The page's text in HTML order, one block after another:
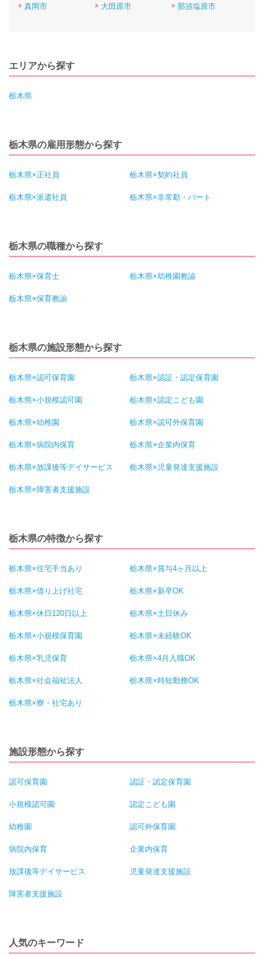
真岡市
大田原市 那須塩原市
エリアから探す
栃木県
栃木県の雇用形態から探す
栃木県×正社員 栃木県×契約社員
栃木県×派遣社員 栃木県×非常勤・パート
栃木県の職種から探す
栃木県×保育士 栃木県×幼稚園教諭
栃木県×保育教諭
栃木県の施設形態から探す
栃木県×認可保育園 栃木県×認証・認定保育園
栃木県×小規模認可園 栃木県×認定こども園
栃木県×幼稚園 栃木県×認可外保育園
栃木県×病院内保育 栃木県×企業内保育
栃木県×放課後等デイサービス 栃木県×児童発達支援施設
栃木県×障害者支援施設
栃木県の特徴から探す
栃木県×住宅手当あり 栃木県×賞与4ヶ月以上
栃木県×借り上げ社宅 栃木県×新卒OK
栃木県×休日120日以上 栃木県×土日休み
栃木県×小規模保育園 栃木県×未経験OK
栃木県×乳児保育 栃木県×4月入職OK
栃木県×社会福祉法人 栃木県×時短勤務OK
栃木県×寮・社宅あり
施設形態から探す
認可保育園 認証・認定保育園
小規模認可園 認定こども園
幼稚園 認可外保育園
病院内保育 企業内保育
放課後等デイサービス 児童発達支援施設
障害者支援施設
人気のキーワード